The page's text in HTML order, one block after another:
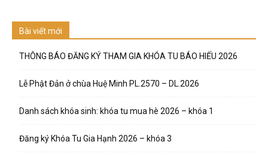
Bài viết mới
THÔNG BÁO ĐĂNG KÝ THAM GIA KHÓA TU BÁO HIẾU 2026
Lễ Phật Đản ở chùa Huệ Minh PL.2570 – DL.2026
Danh sách khóa sinh: khóa tu mua hè 2026 – khóa 1
Đăng ký Khóa Tu Gia Hạnh 2026 – khóa 3